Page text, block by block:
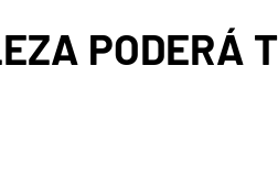
PODERÁ